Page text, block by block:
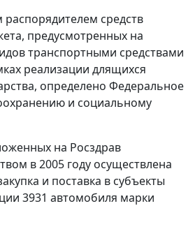
распорядителем средств
предусмотренных на
транспортными средствами
реализации длящихся
определено Федеральное
и социальному
на Росздрав
в 2005 году осуществлена
и поставка в субъекты
3931 автомобиля марки